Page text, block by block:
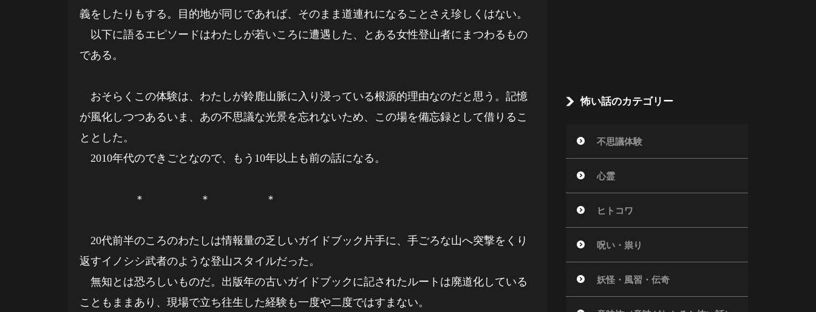
怖い話のカテゴリー
不思議体験
心霊
ヒトコワ
呪い・祟り
妖怪・風習・伝奇
義をしたりもする。目的地が同じであれば、そのまま道連れになることさえ珍しくはない。
以下に語るエピソードはわたしが若いころに遭遇した、とある女性登山者にまつわるもの
である。
おそらくこの体験は、わたしが鈴鹿山脈に入り浸っている根源的理由なのだと思う。記憶
が風化しつつあるいま、あの不思議な光景を忘れないため、この場を備忘録として借りるこ
ととした。
2010年代のできごとなので、もう10年以上も前の話になる。
＊ ＊ ＊
20代前半のころのわたしは情報量の乏しいガイドブック片手に、手ごろな山へ突撃をくり
返すイノシシ武者のような登山スタイルだった。
無知とは恐ろしいものだ。出版年の古いガイドブックに記されたルートは廃道化している
こともままあり、現場で立ち往生した経験も一度や二度ではすまない。